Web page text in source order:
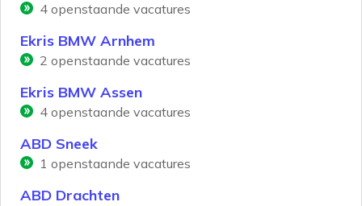
4 openstaande vacatures
Ekris BMW Arnhem
2 openstaande vacatures
Ekris BMW Assen
4 openstaande vacatures
ABD Sneek
1 openstaande vacatures
ABD Drachten